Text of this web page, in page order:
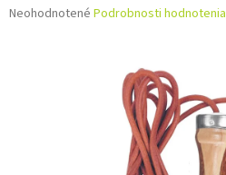
Priemerné
Neohodnotené Podrobnosti hodnotenia